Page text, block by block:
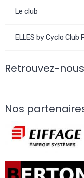
Le club
ELLES by Cyclo Club
Retrouvez-
Nos